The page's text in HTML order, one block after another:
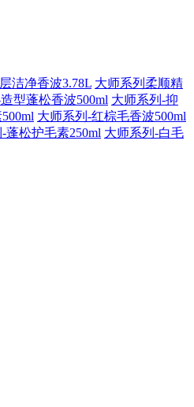
洁净香波3.78L 大师系列柔顺精
型蓬松香波500ml 大师系列-抑
大师系列-红棕毛香波500ml
蓬松护毛素250ml 大师系列-白毛